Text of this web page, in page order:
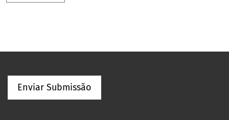
Enviar Submissão